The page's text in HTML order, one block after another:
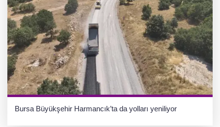
Bursa Büyükşehir Harmancık’ta da yolları yeniliyor